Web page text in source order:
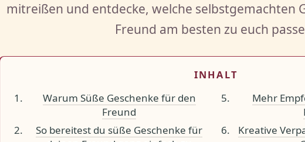
mitreißen und entdecke, welche selbstgemachten
Freund am besten zu euch
INHALT
Warum Süße Geschenke für den
Freund
So bereitest du süße Geschenke für
Mehr
Kreative